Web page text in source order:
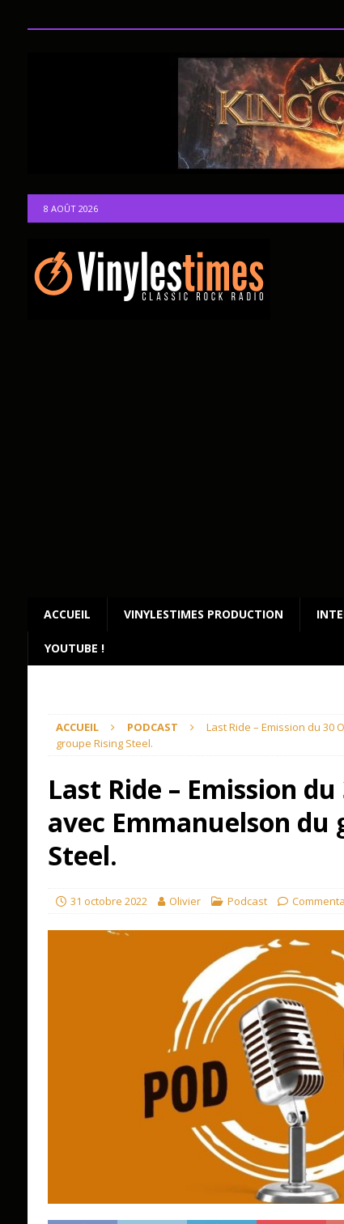
8 AOÛT 2026
ACCUEIL VINYLESTIMES PRODUCTION
YOUTUBE !
ACCUEIL PODCAST
Last Ride – Emission du 30
groupe Rising Steel.
Last Ride – Emission
avec Emmanuelson du
Steel.
31 octobre 2022 Olivier Podcast